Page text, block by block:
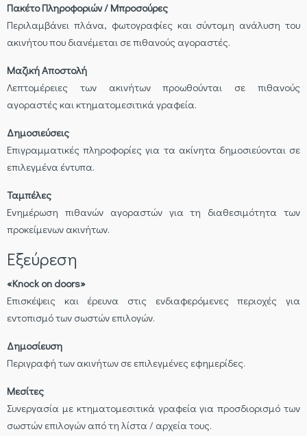
Πακέτο Πληροφοριών / Μπροσούρες
Περιλαμβάνει πλάνα, φωτογραφίες και σύντομη ανάλυση του
ακινήτου που διανέμεται σε πιθανούς αγοραστές.
Μαζική Αποστολή
Λεπτομέρειες των ακινήτων προωθούνται σε πιθανούς
αγοραστές και κτηματομεσιτικά γραφεία.
Δημοσιεύσεις
Επιγραμματικές πληροφορίες για τα ακίνητα δημοσιεύονται σε
επιλεγμένα έντυπα.
Ταμπέλες
Ενημέρωση πιθανών αγοραστών για τη διαθεσιμότητα των
προκείμενων ακινήτων.
Εξεύρεση
«Knock on doors»
Επισκέψεις και έρευνα στις ενδιαφερόμενες περιοχές για
εντοπισμό των σωστών επιλογών.
Δημοσίευση
Περιγραφή των ακινήτων σε επιλεγμένες εφημερίδες.
Μεσίτες
Συνεργασία με κτηματομεσιτικά γραφεία για προσδιορισμό των
σωστών επιλογών από τη λίστα / αρχεία τους.